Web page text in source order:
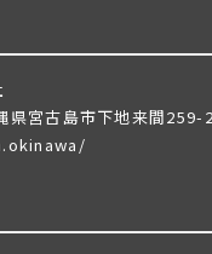
県宮古島市下地来間259-2